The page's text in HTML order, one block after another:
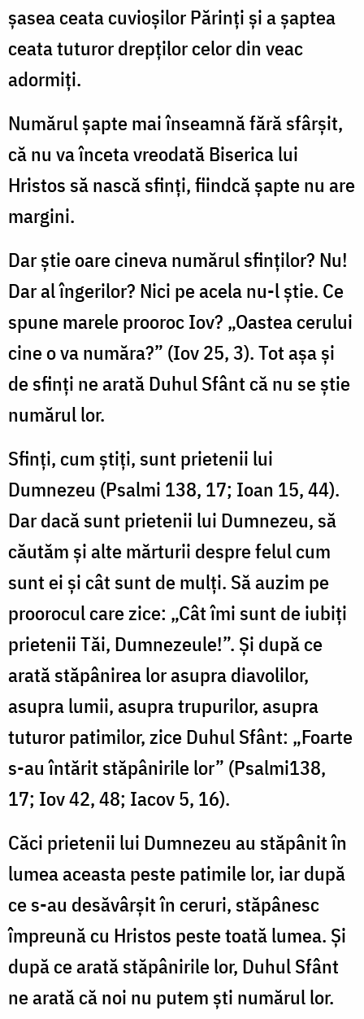
şasea ceata cuvioşilor Părinţi şi a şaptea
ceata tuturor drepţilor celor din veac
adormiţi.
Numărul şapte mai înseamnă fără sfârşit,
că nu va înceta vreodată Biserica lui
Hristos să nască sfinţi, fiindcă şapte nu are
margini.
Dar ştie oare cineva numărul sfinţilor? Nu!
Dar al îngerilor? Nici pe acela nu-l ştie. Ce
spune marele prooroc Iov? „Oastea cerului
cine o va număra?” (Iov 25, 3). Tot aşa şi
de sfinţi ne arată Duhul Sfânt că nu se ştie
numărul lor.
Sfinţi, cum ştiţi, sunt prietenii lui
Dumnezeu (Psalmi 138, 17; Ioan 15, 44).
Dar dacă sunt prietenii lui Dumnezeu, să
căutăm şi alte mărturii despre felul cum
sunt ei şi cât sunt de mulţi. Să auzim pe
proorocul care zice: „Cât îmi sunt de iubiţi
prietenii Tăi, Dumnezeule!”. Şi după ce
arată stăpânirea lor asupra diavolilor,
asupra lumii, asupra trupurilor, asupra
tuturor patimilor, zice Duhul Sfânt: „Foarte
s-au întărit stăpânirile lor” (Psalmi138,
17; Iov 42, 48; Iacov 5, 16).
Căci prietenii lui Dumnezeu au stăpânit în
lumea aceasta peste patimile lor, iar după
ce s-au desăvârşit în ceruri, stăpânesc
împreună cu Hristos peste toată lumea. Şi
după ce arată stăpânirile lor, Duhul Sfânt
ne arată că noi nu putem şti numărul lor.